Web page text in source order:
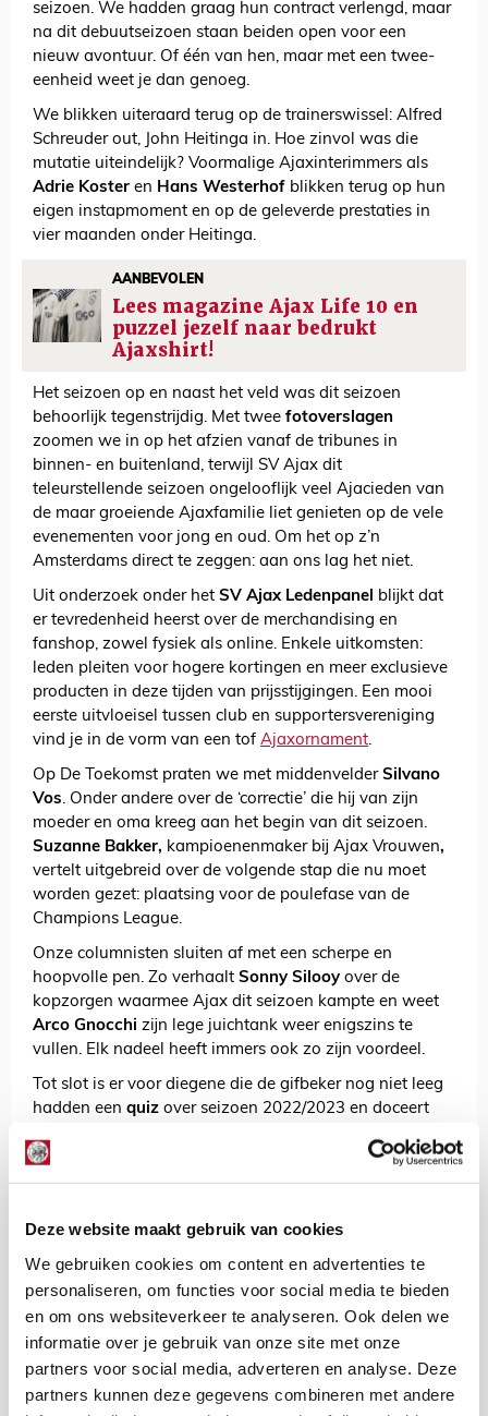
Deze website maakt gebruik van cookies
We gebruiken cookies om content en advertenties te
personaliseren, om functies voor social media te bieden
en om ons websiteverkeer te analyseren. Ook delen we
informatie over je gebruik van onze site met onze
partners voor social media, adverteren en analyse. Deze
partners kunnen deze gegevens combineren met andere
seizoen. We hadden graag hun contract verlengd, maar
na dit debuutseizoen staan beiden open voor een
nieuw avontuur. Of één van hen, maar met een twee-
eenheid weet je dan genoeg.
We blikken uiteraard terug op de trainerswissel: Alfred
Schreuder out, John Heitinga in. Hoe zinvol was die
mutatie uiteindelijk? Voormalige Ajaxinterimmers als
Adrie Koster en Hans Westerhof blikken terug op hun
eigen instapmoment en op de geleverde prestaties in
vier maanden onder Heitinga.
AANBEVOLEN
Lees magazine Ajax Life 10 en
puzzel jezelf naar bedrukt
Ajaxshirt!
Het seizoen op en naast het veld was dit seizoen
behoorlijk tegenstrijdig. Met twee fotoverslagen
zoomen we in op het afzien vanaf de tribunes in
binnen- en buitenland, terwijl SV Ajax dit
teleurstellende seizoen ongelooflijk veel Ajacieden van
de maar groeiende Ajaxfamilie liet genieten op de vele
evenementen voor jong en oud. Om het op z’n
Amsterdams direct te zeggen: aan ons lag het niet.
Uit onderzoek onder het SV Ajax Ledenpanel blijkt dat
er tevredenheid heerst over de merchandising en
fanshop, zowel fysiek als online. Enkele uitkomsten:
leden pleiten voor hogere kortingen en meer exclusieve
producten in deze tijden van prijsstijgingen. Een mooi
eerste uitvloeisel tussen club en supportersvereniging
vind je in de vorm van een tof Ajaxornament.
Op De Toekomst praten we met middenvelder Silvano
Vos. Onder andere over de ‘correctie’ die hij van zijn
moeder en oma kreeg aan het begin van dit seizoen.
Suzanne Bakker, kampioenenmaker bij Ajax Vrouwen,
vertelt uitgebreid over de volgende stap die nu moet
worden gezet: plaatsing voor de poulefase van de
Champions League.
Onze columnisten sluiten af met een scherpe en
hoopvolle pen. Zo verhaalt Sonny Silooy over de
kopzorgen waarmee Ajax dit seizoen kampte en weet
Arco Gnocchi zijn lege juichtank weer enigszins te
vullen. Elk nadeel heeft immers ook zo zijn voordeel.
Tot slot is er voor diegene die de gifbeker nog niet leeg
hadden een quiz over seizoen 2022/2023 en doceert
misschien wel extra verzamelwaardig en voor leden
van SV Ajax verkrijgbaar met eenaardige korting.
verschijnt in het nieuwe seizoen voor het eerst op 11
augustus. Wil jij het magazine ontvangen en
profiteren van andere voordelen van het
lidmaatschap?Sluit je dan aan bij SV Ajax!Ons
magazine is niet te koop in de winkel en wordt alleen
verstuurd naar leden van Ajax Life en Ajax Jonge